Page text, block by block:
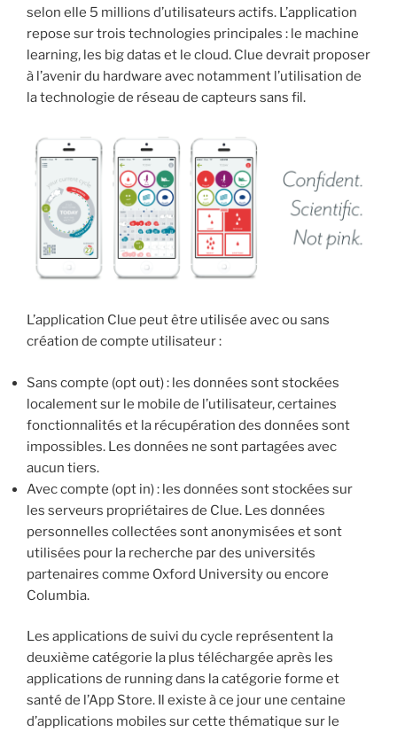
selon elle 5 millions d’utilisateurs actifs. L’application
repose sur trois technologies principales : le machine
learning, les big datas et le cloud. Clue devrait proposer
à l’avenir du hardware avec notamment l’utilisation de
la technologie de réseau de capteurs sans fil.
L’application Clue peut être utilisée avec ou sans
création de compte utilisateur :
Sans compte (opt out) : les données sont stockées
localement sur le mobile de l’utilisateur, certaines
fonctionnalités et la récupération des données sont
impossibles. Les données ne sont partagées avec
aucun tiers.
Avec compte (opt in) : les données sont stockées sur
les serveurs propriétaires de Clue. Les données
personnelles collectées sont anonymisées et sont
utilisées pour la recherche par des universités
partenaires comme Oxford University ou encore
Columbia.
Les applications de suivi du cycle représentent la
deuxième catégorie la plus téléchargée après les
applications de running dans la catégorie forme et
santé de l’App Store. Il existe à ce jour une centaine
d’applications mobiles sur cette thématique sur le